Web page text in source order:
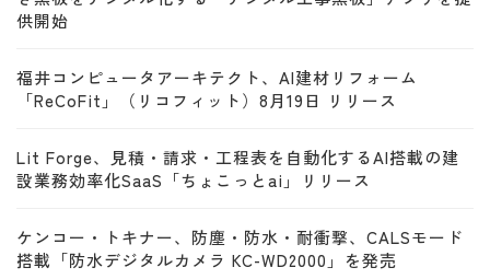
供開始
福井コンピュータアーキテクト、AI建材リフォーム
「ReCoFit」（リコフィット）8月19日 リリース
Lit Forge、見積・請求・工程表を自動化するAI搭載の建
設業務効率化SaaS「ちょこっとai」リリース
ケンコー・トキナー、防塵・防水・耐衝撃、CALSモード
搭載「防水デジタルカメラ KC-WD2000」を発売